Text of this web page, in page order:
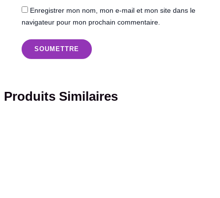
Enregistrer mon nom, mon e-mail et mon site dans le
navigateur pour mon prochain commentaire.
Produits Similaires